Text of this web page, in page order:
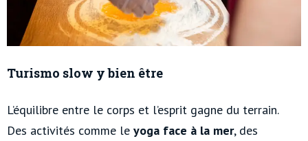
Turismo slow y bien être
L’équilibre entre le corps et l’esprit gagne du terrain.
Des activités comme le yoga face à la mer, des